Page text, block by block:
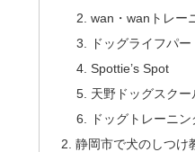
wan・wanトレー
ドッグライフパ
Spottie’s Spot
天野ドッグスクー
ドッグトレーニン
静岡市で犬のしつけ